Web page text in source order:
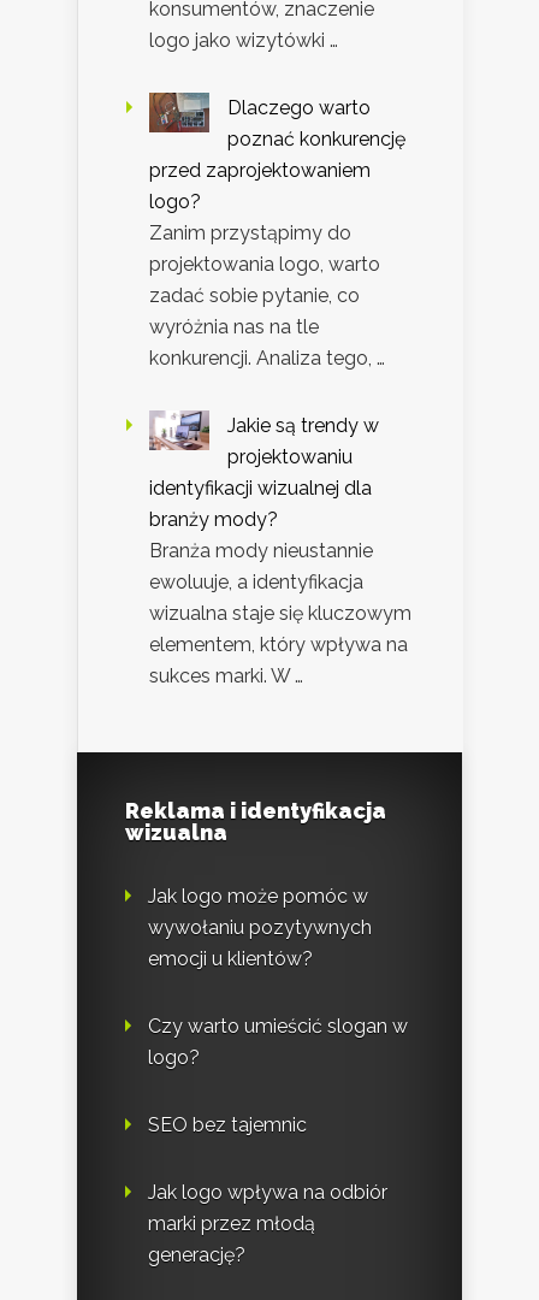
konsumentów, znaczenie
logo jako wizytówki …
Dlaczego warto
poznać konkurencję
przed zaprojektowaniem
logo?
Zanim przystąpimy do
projektowania logo, warto
zadać sobie pytanie, co
wyróżnia nas na tle
konkurencji. Analiza tego, …
Jakie są trendy w
projektowaniu
identyfikacji wizualnej dla
branży mody?
Branża mody nieustannie
ewoluuje, a identyfikacja
wizualna staje się kluczowym
elementem, który wpływa na
sukces marki. W …
Reklama i identyfikacja
wizualna
Jak logo może pomóc w
wywołaniu pozytywnych
emocji u klientów?
Czy warto umieścić slogan w
logo?
SEO bez tajemnic
Jak logo wpływa na odbiór
marki przez młodą
generację?